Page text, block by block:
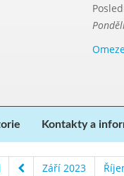
Kontakty a
Září 2023